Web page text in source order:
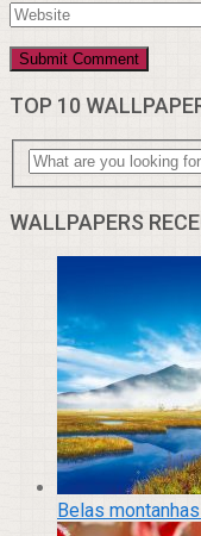
TOP 10
WALLPAPERS
Belas